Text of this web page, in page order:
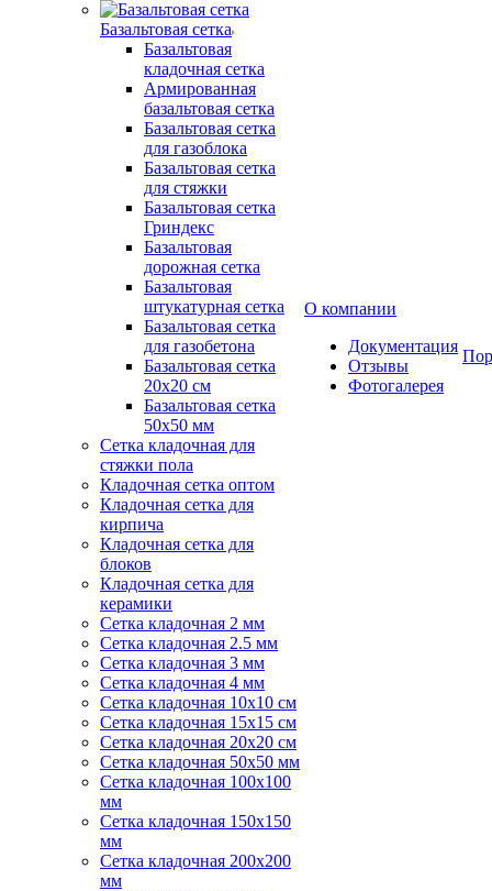
Базальтовая сетка
Базальтовая
кладочная сетка
Армированная
базальтовая сетка
Базальтовая сетка
для газоблока
Базальтовая сетка
для стяжки
Базальтовая сетка
Гриндекс
Базальтовая
дорожная сетка
Базальтовая
штукатурная сетка
Базальтовая сетка
для газобетона
Базальтовая сетка
20x20 см
Базальтовая сетка
50x50 мм
Сетка кладочная для
стяжки пола
Кладочная сетка оптом
Кладочная сетка для
кирпича
Кладочная сетка для
блоков
Кладочная сетка для
керамики
Сетка кладочная 2 мм
Сетка кладочная 2.5 мм
Сетка кладочная 3 мм
Сетка кладочная 4 мм
Сетка кладочная 10x10 см
Сетка кладочная 15x15 см
Сетка кладочная 20x20 см
Сетка кладочная 50x50 мм
Сетка кладочная 100x100
мм
Сетка кладочная 150x150
мм
Сетка кладочная 200x200
мм
О компании
Документация
Отзывы
Фотогалерея